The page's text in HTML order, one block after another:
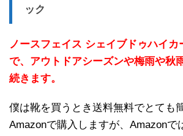
ック
ノースフェイス シェイブドゥハイ
で、アウトドアシーズンや梅雨や秋
続きます。
僕は靴を買うとき送料無料でとても
Amazonで購入しますが、Amazonで